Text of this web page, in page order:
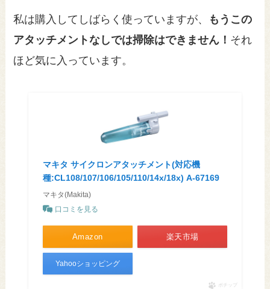
私は購入してしばらく使っていますが、
もうこの
アタッチメントなしでは掃除はできません！ それ
ほど気に入っています。
マキタ サイクロンアタッチメント(対応機
種:CL108/107/106/105/110/14x/18x) A-67169
マキタ(Makita)
口コミを見る
Amazon 楽天市場
Yahooショッピング
ポチップ